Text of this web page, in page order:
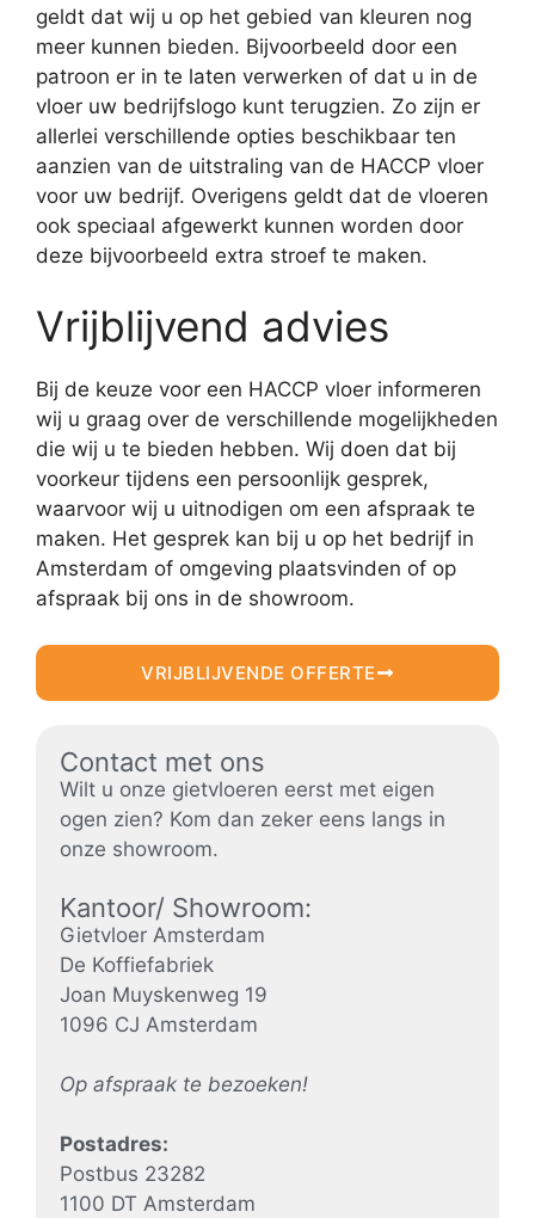
geldt dat wij u op het gebied van kleuren nog
meer kunnen bieden. Bijvoorbeeld door een
patroon er in te laten verwerken of dat u in de
vloer uw bedrijfslogo kunt terugzien. Zo zijn er
allerlei verschillende opties beschikbaar ten
aanzien van de uitstraling van de HACCP vloer
voor uw bedrijf. Overigens geldt dat de vloeren
ook speciaal afgewerkt kunnen worden door
deze bijvoorbeeld extra stroef te maken.
Vrijblijvend advies
Bij de keuze voor een HACCP vloer informeren
wij u graag over de verschillende mogelijkheden
die wij u te bieden hebben. Wij doen dat bij
voorkeur tijdens een persoonlijk gesprek,
waarvoor wij u uitnodigen om een afspraak te
maken. Het gesprek kan bij u op het bedrijf in
Amsterdam of omgeving plaatsvinden of op
afspraak bij ons in de showroom.
VRIJBLIJVENDE OFFERTE
Contact met ons
Wilt u onze gietvloeren eerst met eigen
ogen zien? Kom dan zeker eens langs in
onze showroom.
Kantoor/ Showroom:
Gietvloer Amsterdam
De Koffiefabriek
Joan Muyskenweg 19
1096 CJ Amsterdam
Op afspraak te bezoeken!
Postadres:
Postbus 23282
1100 DT Amsterdam